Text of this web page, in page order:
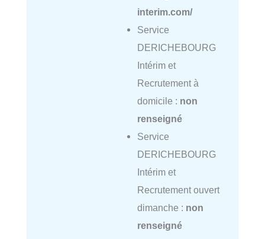
interim.com/
Service
DERICHEBOURG
Intérim et
Recrutement à
domicile : non
renseigné
Service
DERICHEBOURG
Intérim et
Recrutement ouvert
dimanche : non
renseigné